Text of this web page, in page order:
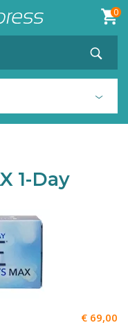
0
1-Day
€ 69,00